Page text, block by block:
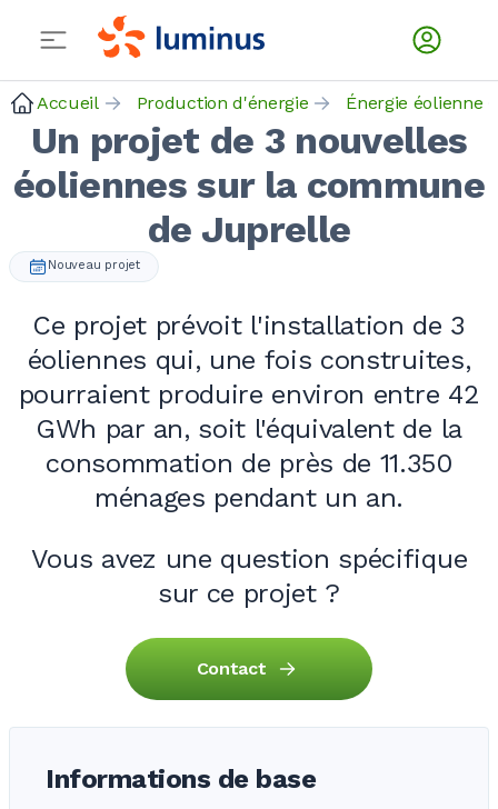
Accueil Production d'énergie Énergie éolienne
Un projet de 3 nouvelles
éoliennes sur la commune
de Juprelle
Nouveau projet
Ce projet prévoit l'installation de 3
éoliennes qui, une fois construites,
pourraient produire environ entre 42
GWh par an, soit l'équivalent de la
consommation de près de 11.350
ménages pendant un an.
Vous avez une question spécifique
sur ce projet ?
Contact
Informations de base